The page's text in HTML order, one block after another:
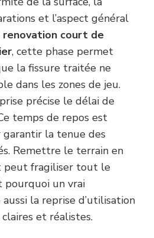
et l’aspect général
renovation court de
, cette phase permet
la fissure traitée ne
dans les zones de jeu.
précise le délai de
temps de repos est
garantir la tenue des
Remettre le terrain en
fragiliser tout le
pourquoi un vrai
la reprise d’utilisation
claires et réalistes.